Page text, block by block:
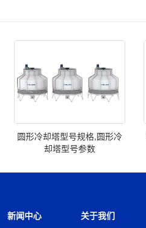
圆形冷却塔型号规格,圆形冷
却塔型号参数
新闻中心
关于我们